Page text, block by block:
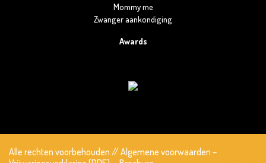
Mommy me
Zwanger aankondiging
Awards
Alle rechten voorbehouden //Algemene voorwaarden –